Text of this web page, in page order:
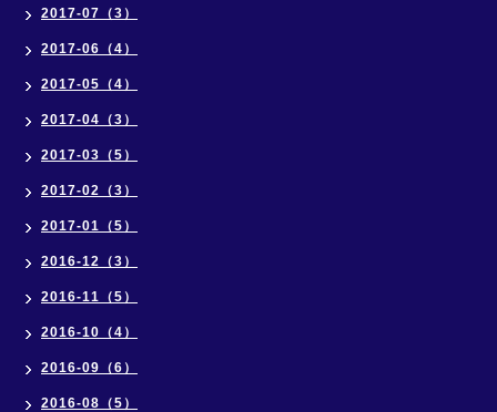
2017-07（3）
2017-06（4）
2017-05（4）
2017-04（3）
2017-03（5）
2017-02（3）
2017-01（5）
2016-12（3）
2016-11（5）
2016-10（4）
2016-09（6）
2016-08（5）